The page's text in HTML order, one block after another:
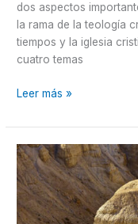
dos aspectos
la rama de la teología
tiempos y la iglesia
cuatro temas
Leer más »
Los
rollos
del
Mar
Muerto